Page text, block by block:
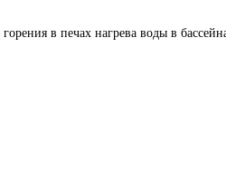
в печах нагрева воды в